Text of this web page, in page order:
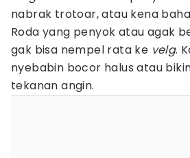
nabrak trotoar, atau kena
Roda yang penyok atau agak
gak bisa nempel rata ke velg.
nyebabin bocor halus atau
tekanan angin.